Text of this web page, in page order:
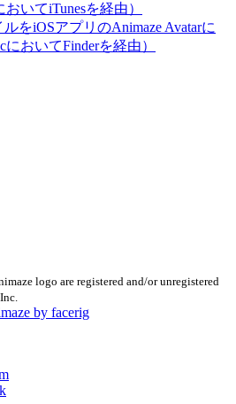
いてiTunesを経由）
をiOSアプリのAnimaze Avatarに
おいてFinderを経由）
logo are registered and/or unregistered